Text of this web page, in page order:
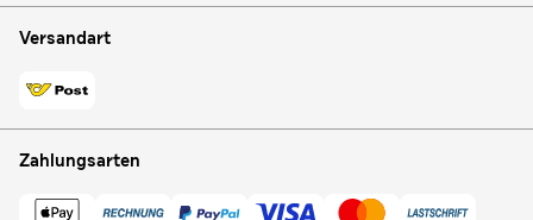
Versandart
Zahlungsarten